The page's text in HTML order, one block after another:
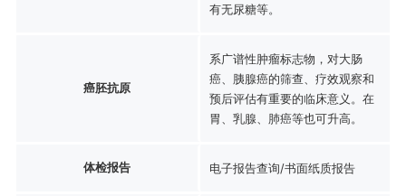
有无尿糖等。
癌胚抗原
系广谱性肿瘤标志物，对大肠
癌、胰腺癌的筛查、疗效观察和
预后评估有重要的临床意义。在
胃、乳腺、肺癌等也可升高。
体检报告 电子报告查询/书面纸质报告